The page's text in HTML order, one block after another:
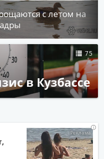
с летом на
75
в Кузбассе
iiii